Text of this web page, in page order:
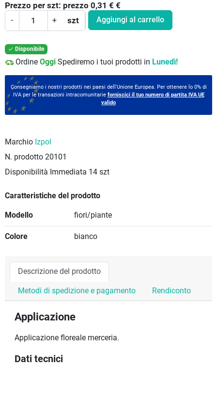
Prezzo per szt: prezzo 0,31 € €
- + szt Aggiungi al carrello
 Disponibile
Ordine Oggi Spediremo i tuoi prodotti in Lunedì!
Consegniamo i nostri prodotti nei paesi dell'Unione Europea. Per ottenere lo 0% di
IVA per le transazioni intracomunitarie forniscici il tuo numero di partita IVA UE
valido
Marchio Izpol
N. prodotto 20101
Disponibilità Immediata 14 szt
Caratteristiche del prodotto
Modello fiori/piante
Colore bianco
Descrizione del prodotto
Metodi di spedizione e pagamento Rendiconto
Applicazione
Applicazione floreale merceria.
Dati tecnici